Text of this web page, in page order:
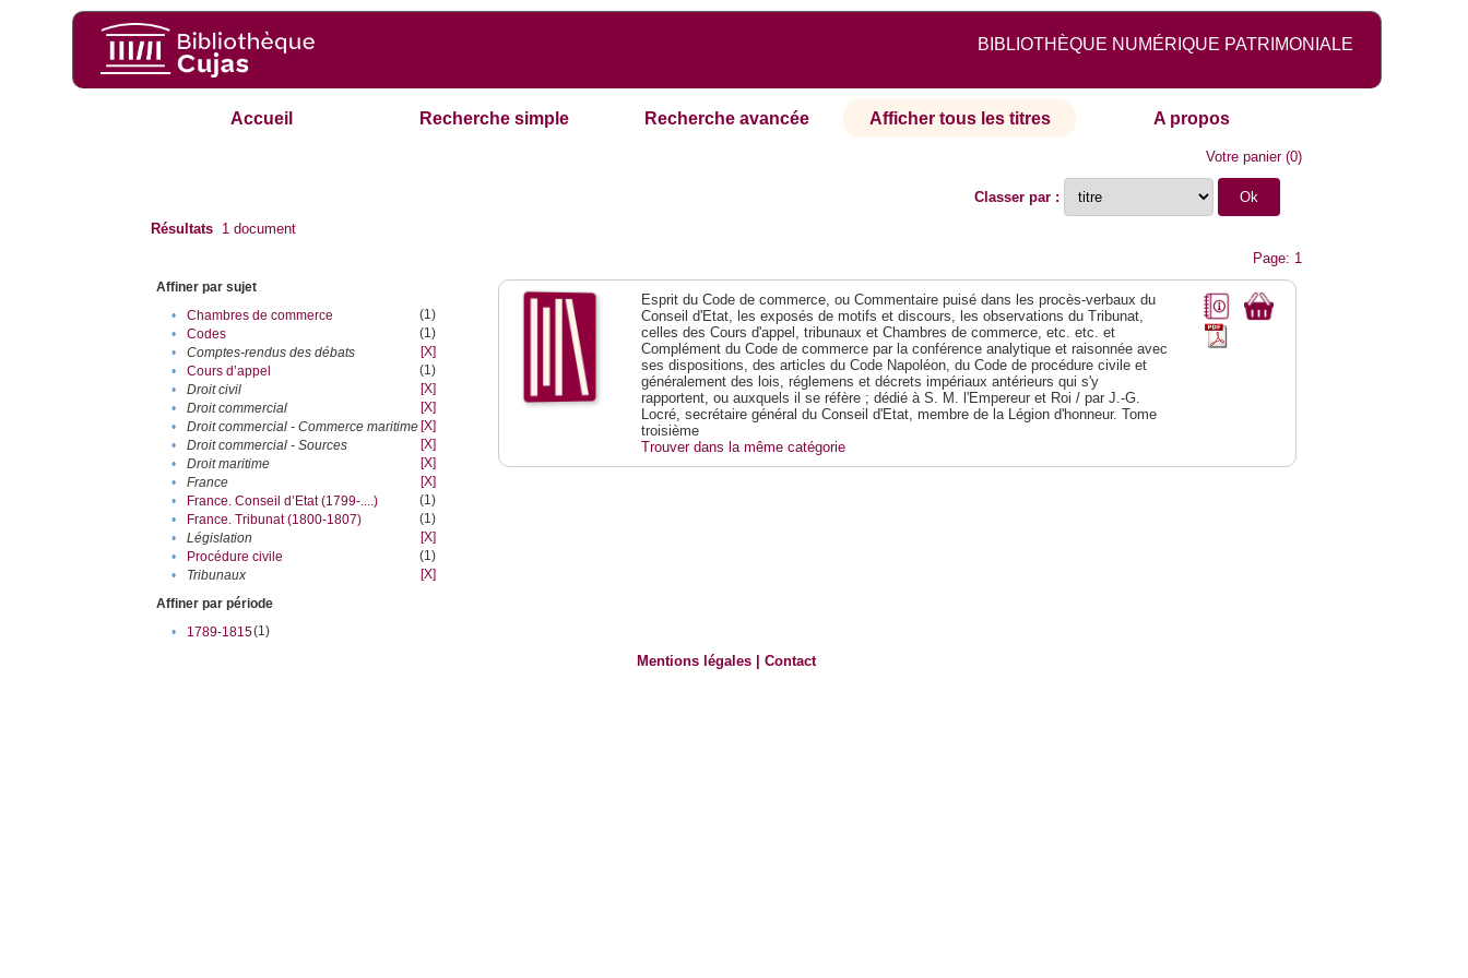
BIBLIOTHÈQUE NUMÉRIQUE PATRIMONIALE
Accueil Recherche simple Recherche avancée Afficher tous les titres A propos
Votre panier(0)
Classer par :
Résultats 1 document
Page: 1
Affiner par sujet
•
Chambres de commerce
(1)
•
Codes
(1)
•
Comptes-rendus des débats
[X]
•
Cours d’appel
(1)
•
Droit civil
[X]
•
Droit commercial
[X]
•
Droit commercial - Commerce maritime [X]
•
Droit commercial - Sources
[X]
•
Droit maritime
[X]
•
France
[X]
•
France. Conseil d’Etat (1799-....)
(1)
•
France. Tribunat (1800-1807)
(1)
•
Législation
[X]
•
Procédure civile
(1)
•
Tribunaux
[X]
Affiner par période
•
1789-1815(1)
Esprit du Code de commerce, ou Commentaire puisé dans les procès-verbaux du
Conseil d'Etat, les exposés de motifs et discours, les observations du Tribunat,
celles des Cours d'appel, tribunaux et Chambres de commerce, etc. etc. et
Complément du Code de commerce par la conférence analytique et raisonnée avec
ses dispositions, des articles du Code Napoléon, du Code de procédure civile et
généralement des lois, réglemens et décrets impériaux antérieurs qui s'y
rapportent, ou auxquels il se réfère ; dédié à S. M. l'Empereur et Roi / par J.-G.
Locré, secrétaire général du Conseil d'Etat, membre de la Légion d'honneur. Tome
troisième
Trouver dans la même catégorie
Mentions légales |Contact